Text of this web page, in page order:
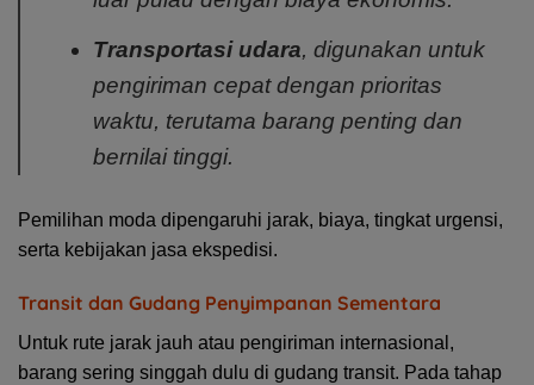
Transportasi udara, digunakan untuk
pengiriman cepat dengan prioritas
waktu, terutama barang penting dan
bernilai tinggi.
Pemilihan moda dipengaruhi jarak, biaya, tingkat urgensi,
serta kebijakan jasa ekspedisi.
Transit dan Gudang Penyimpanan Sementara
Untuk rute jarak jauh atau pengiriman internasional,
barang sering singgah dulu di gudang transit. Pada tahap